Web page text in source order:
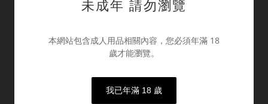
-
「僅實體娃娃展售空間採預約制」
情趣商品門市為對外開放之營業空間
未成年 請勿瀏覽
本網站包含成人用品相關內容，您必須年滿 18
歲才能瀏覽。
我已年滿 18 歲